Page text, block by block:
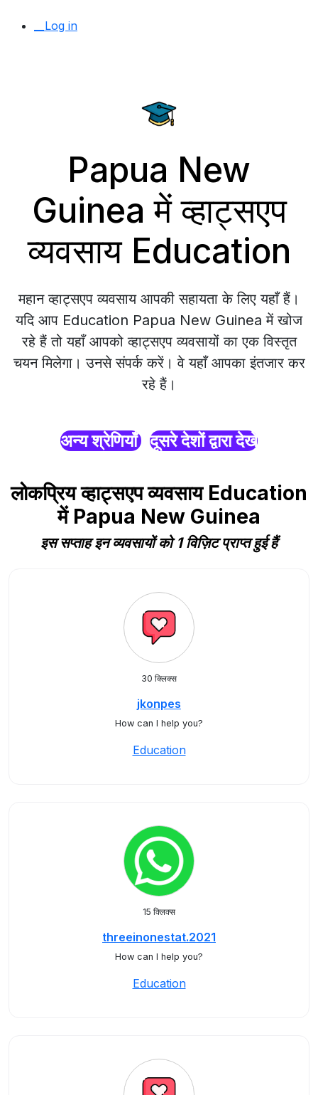
__Log in
Papua New
Guinea में व्हाट्सएप
व्यवसाय Education
महान व्हाट्सएप व्यवसाय आपकी सहायता के लिए यहाँ हैं।
यदि आप Education Papua New Guinea में खोज
रहे हैं तो यहाँ आपको व्हाट्सएप व्यवसायों का एक विस्तृत
चयन मिलेगा। उनसे संपर्क करें। वे यहाँ आपका इंतजार कर
रहे हैं।
अन्य श्रेणियाँ दूसरे देशों द्वारा देखें
लोकप्रिय व्हाट्सएप व्यवसाय Education
में Papua New Guinea
इस सप्ताह इन व्यवसायों को 1 विज़िट प्राप्त हुई हैं
30 क्लिक्स
jkonpes
How can I help you?
Education
15 क्लिक्स
threeinonestat.2021
How can I help you?
Education